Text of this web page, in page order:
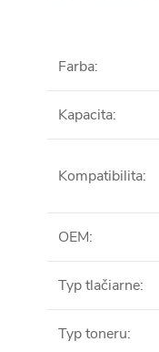
Farba:
Kapacita:
Kompatibilita:
OEM:
Typ tlačiarne:
Typ toneru: